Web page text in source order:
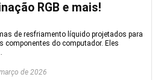
RGB e mais!
de resfriamento líquido projetados para
componentes do computador. Eles
de 2026